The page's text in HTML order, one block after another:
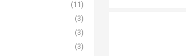
(11)
(3)
(3)
(3)